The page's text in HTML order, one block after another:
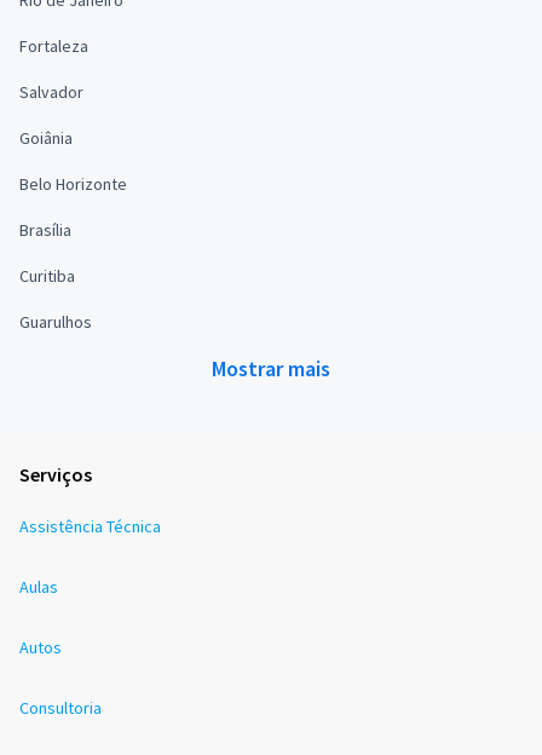
Fortaleza
Salvador
Goiânia
Belo Horizonte
Brasília
Curitiba
Guarulhos
Mostrar mais
Serviços
Assistência Técnica
Aulas
Autos
Consultoria